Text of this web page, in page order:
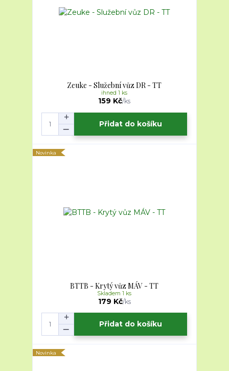
Zeuke - Služební vůz DR - TT
159 Kč/ks
ihned 1 ks
Přidat do košíku
Novinka
BTTB - Krytý vůz MÁV - TT
179 Kč/ks
Skladem 1 ks
Přidat do košíku
Novinka